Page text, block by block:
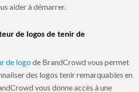
aider à démarrer.
de logos de tenir de
de logode BrandCrowd vous permet
des logos tenir remarquables en
vous donne accès à une